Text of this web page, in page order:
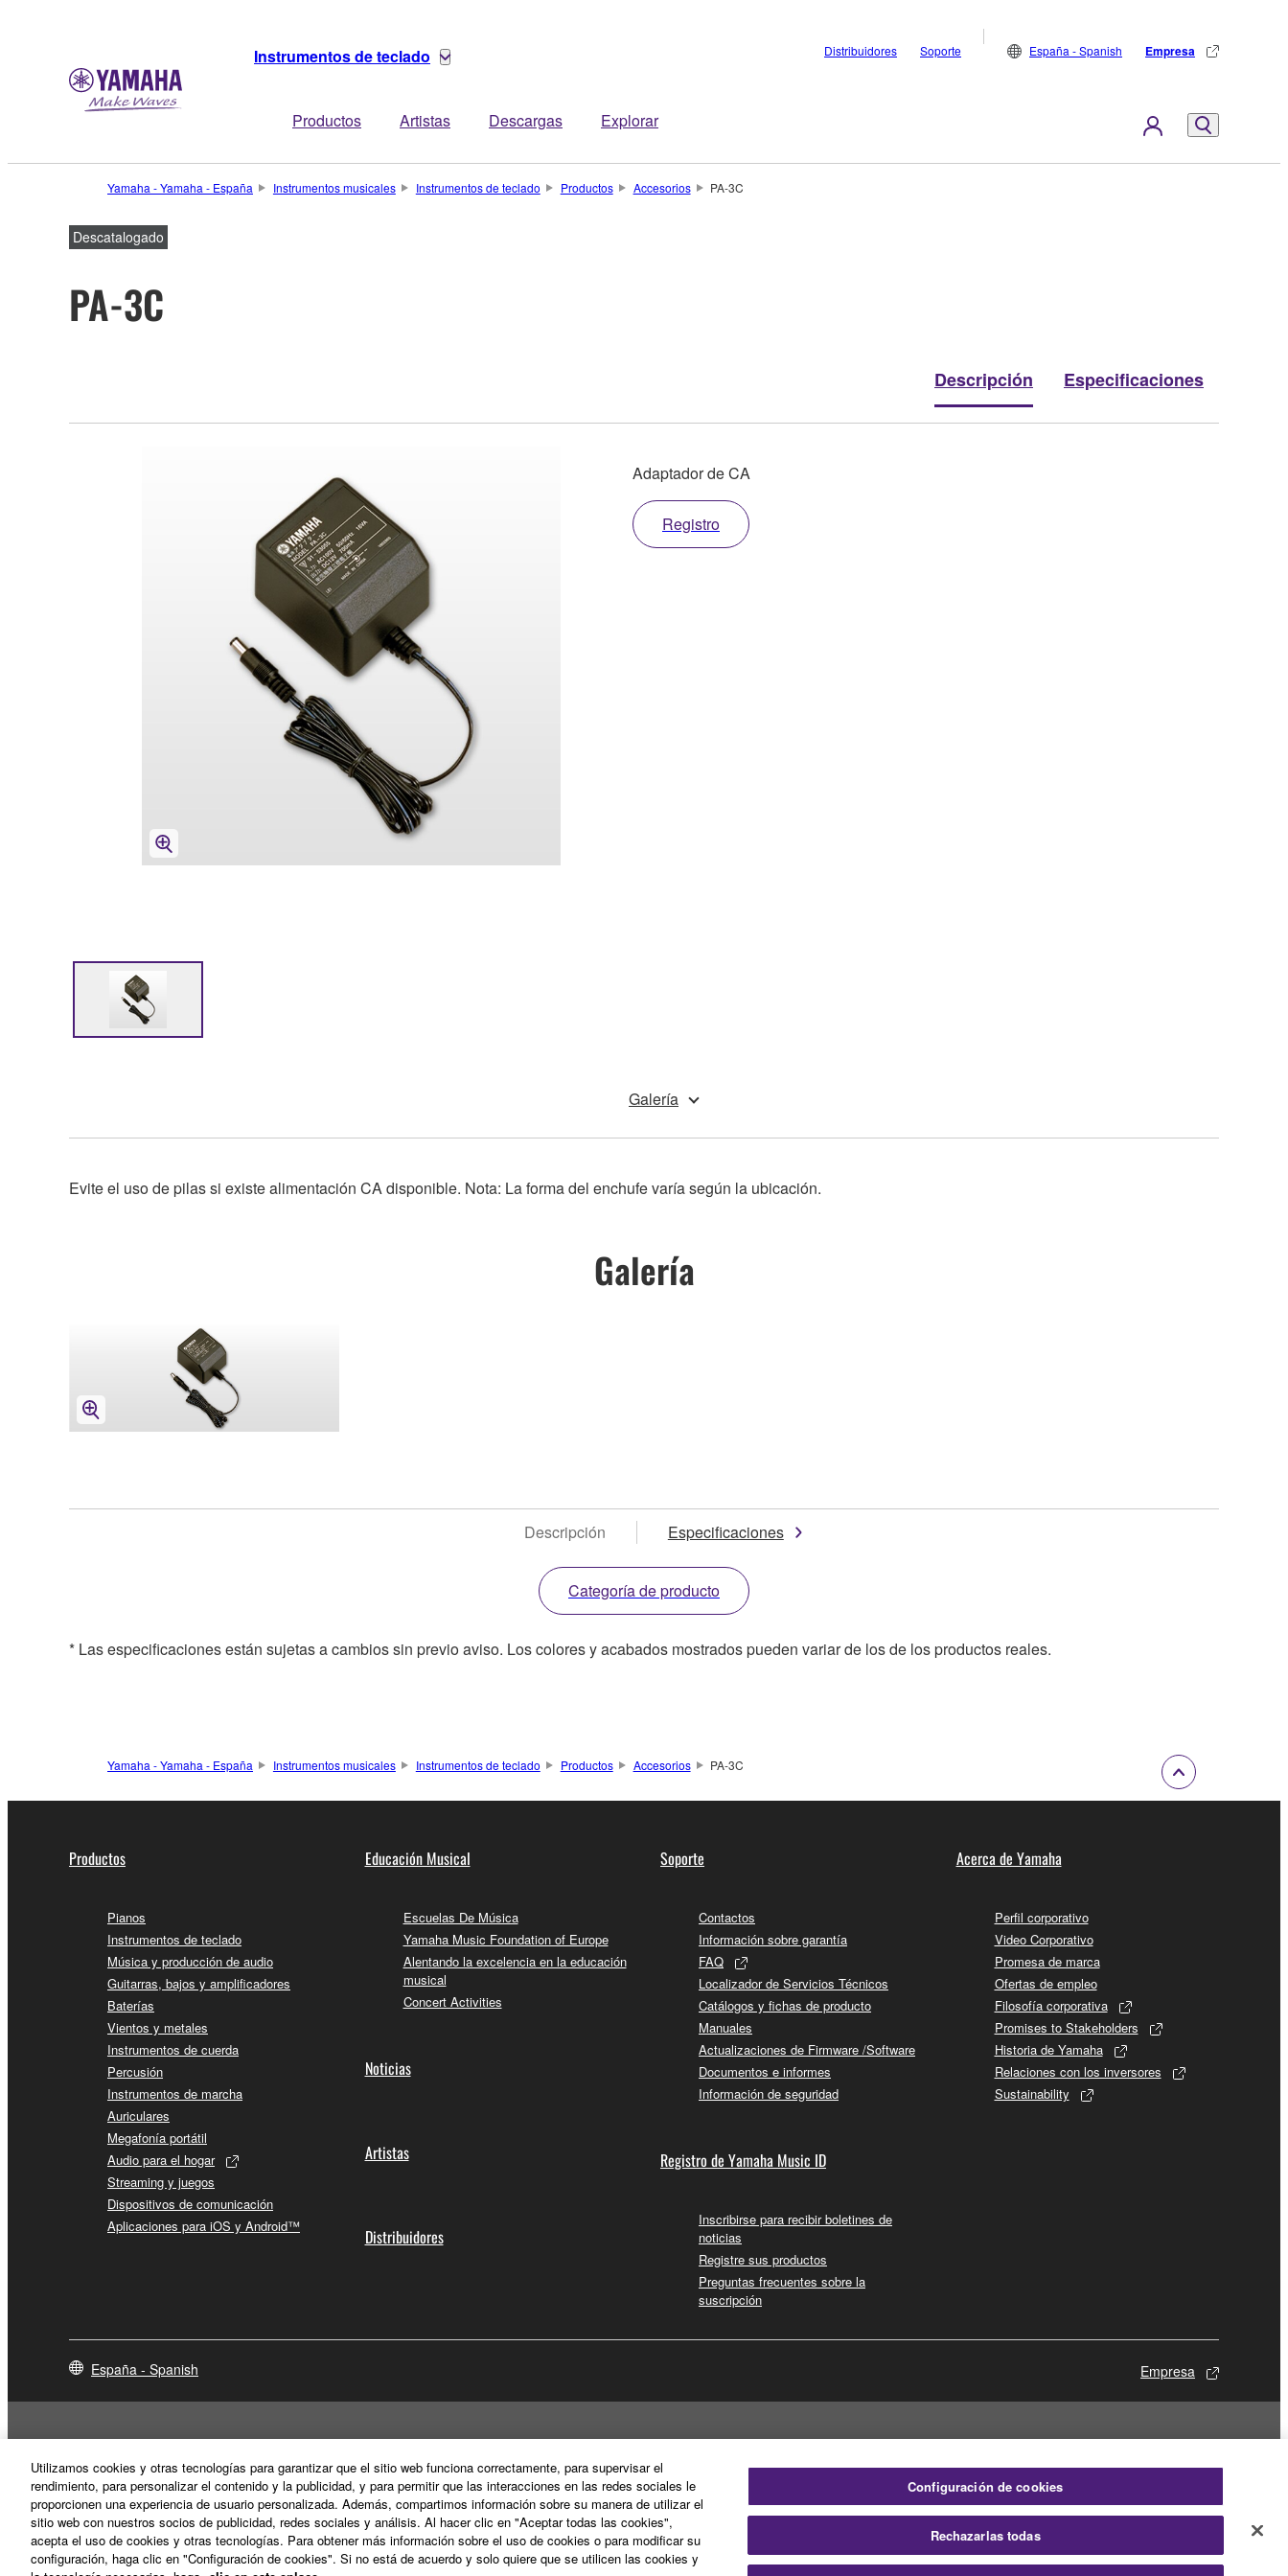
Instrumentos de teclado
Productos Artistas Descargas Explorar
Distribuidores Soporte España - Spanish Empresa
Yamaha - Yamaha - España Instrumentos musicales Instrumentos de teclado Productos Accesorios PA-3C
Descatalogado
PA-3C
Descripción Especificaciones
Adaptador de CA
Registro
Galería
Evite el uso de pilas si existe alimentación CA disponible. Nota: La forma del enchufe varía según la ubicación.
Galería
Descripción Especificaciones
Categoría de producto
* Las especificaciones están sujetas a cambios sin previo aviso. Los colores y acabados mostrados pueden variar de los de los productos reales.
Yamaha - Yamaha - España Instrumentos musicales Instrumentos de teclado Productos Accesorios PA-3C
Productos
Pianos
Instrumentos de teclado
Música y producción de audio
Guitarras, bajos y amplificadores
Baterías
Vientos y metales
Instrumentos de cuerda
Percusión
Instrumentos de marcha
Auriculares
Megafonía portátil
Audio para el hogar
Streaming y juegos
Dispositivos de comunicación
Aplicaciones para iOS y Android™
Educación Musical
Escuelas De Música
Yamaha Music Foundation of Europe
Alentando la excelencia en la educación
musical
Concert Activities
Noticias
Artistas
Distribuidores
Soporte
Contactos
Información sobre garantía
FAQ
Localizador de Servicios Técnicos
Catálogos y fichas de producto
Manuales
Actualizaciones de Firmware /Software
Documentos e informes
Información de seguridad
Registro de Yamaha Music ID
Inscribirse para recibir boletines de
noticias
Registre sus productos
Preguntas frecuentes sobre la
suscripción
Acerca de Yamaha
Perfil corporativo
Video Corporativo
Promesa de marca
Ofertas de empleo
Filosofía corporativa
Promises to Stakeholders
Historia de Yamaha
Relaciones con los inversores
Sustainability
España - Spanish Empresa
© Yamaha Corporation.
Utilizamos cookies y otras tecnologías para garantizar que el sitio web funciona correctamente, para supervisar el
rendimiento, para personalizar el contenido y la publicidad, y para permitir que las interacciones en las redes sociales le
proporcionen una experiencia de usuario personalizada. Además, compartimos información sobre su manera de utilizar el
sitio web con nuestros socios de publicidad, redes sociales y análisis. Al hacer clic en "Aceptar todas las cookies",
acepta el uso de cookies y otras tecnologías. Para obtener más información sobre el uso de cookies o para modificar su
configuración, haga clic en "Configuración de cookies". Si no está de acuerdo y solo quiere que se utilicen las cookies y
Configuración de cookies
Rechazarlas todas